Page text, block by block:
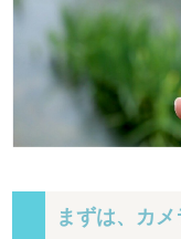
まずは、カ